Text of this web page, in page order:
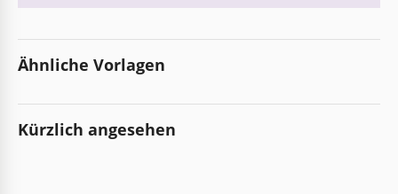
Ähnliche Vorlagen
Kürzlich angesehen